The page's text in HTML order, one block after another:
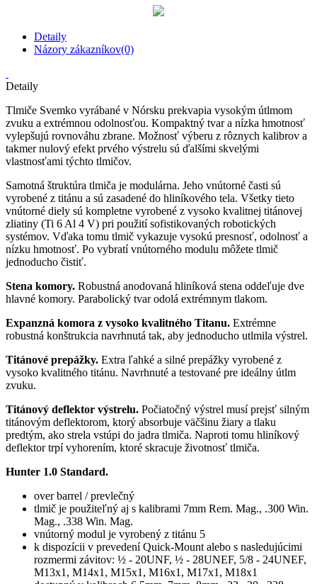
Detaily
Názory zákazníkov(0)
Detaily
Tlmiče Svemko vyrábané v Nórsku prekvapia vysokým útlmom
zvuku a extrémnou odolnosťou. Kompaktný tvar a nízka hmotnosť
vylepšujú rovnováhu zbrane. Možnosť výberu z rôznych kalibrov a
takmer nulový efekt prvého výstrelu sú ďalšími skvelými
vlastnosťami týchto tlmičov.
Samotná štruktúra tlmiča je modulárna. Jeho vnútorné časti sú
vyrobené z titánu a sú zasadené do hliníkového tela. Všetky tieto
vnútorné diely sú kompletne vyrobené z vysoko kvalitnej titánovej
zliatiny (Ti 6 Al 4 V) pri použití sofistikovaných robotických
systémov. Vďaka tomu tlmič vykazuje vysokú presnosť, odolnosť a
nízku hmotnosť. Po vybratí vnútorného modulu môžete tlmič
jednoducho čistiť.
Stena komory. Robustná anodovaná hliníková stena oddeľuje dve
hlavné komory. Parabolický tvar odolá extrémnym tlakom.
Expanzná komora z vysoko kvalitného Titanu. Extrémne
robustná konštrukcia navrhnutá tak, aby jednoducho utlmila výstrel.
Titánové prepážky. Extra ľahké a silné prepážky vyrobené z
vysoko kvalitného titánu. Navrhnuté a testované pre ideálny útlm
zvuku.
Titánový deflektor výstrelu. Počiatočný výstrel musí prejsť silným
titánovým deflektorom, ktorý absorbuje väčšinu žiary a tlaku
predtým, ako strela vstúpi do jadra tlmiča. Naproti tomu hliníkový
deflektor trpí vyhorením, ktoré skracuje životnosť tlmiča.
Hunter 1.0 Standard.
over barrel / prevlečný
tlmič je použiteľný aj s kalibrami 7mm Rem. Mag., .300 Win.
Mag., .338 Win. Mag.
vnútorný modul je vyrobený z titánu 5
k dispozícii v prevedení Quick-Mount alebo s nasledujúcimi
rozmermi závitov: ½ - 20UNF, ½ - 28UNEF, 5/8 - 24UNEF,
M13x1, M14x1, M15x1, M16x1, M17x1, M18x1